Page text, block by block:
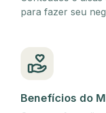
para fazer seu
Benefícios do